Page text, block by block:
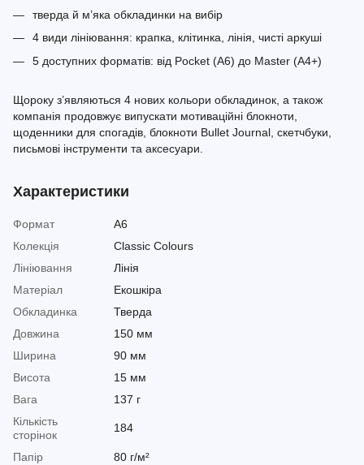
тверда й м’яка обкладинки на вибір
4 види лініювання: крапка, клітинка, лінія, чисті аркуші
5 доступних форматів: від Pocket (A6) до Master (A4+)
Щороку з’являються 4 нових кольори обкладинок, а також
компанія продовжує випускати мотиваційні блокноти,
щоденники для спогадів, блокноти Bullet Journal, скетчбуки,
письмові інструменти та аксесуари.
Характеристики
Формат
A6
Колекція
Classic Colours
Лініювання
Лінія
Матеріал
Екошкіра
Обкладинка
Тверда
Довжина
150 мм
Ширина
90 мм
Висота
15 мм
Вага
137 г
Кількість
сторінок
184
Папір
80 г/м²